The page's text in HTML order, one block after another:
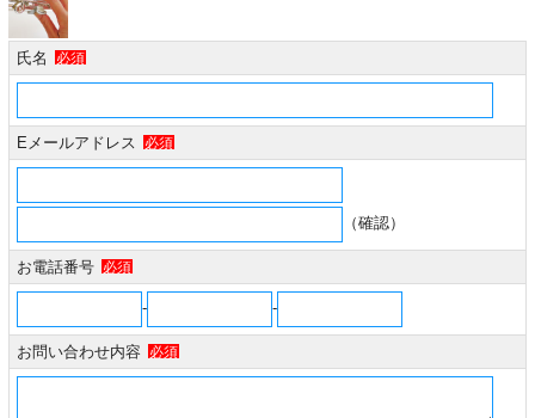
氏名 必須
Eメールアドレス 必須
（確認）
お電話番号 必須
- -
お問い合わせ内容 必須
リード＆リードケース
マウスピース＆ポーチ
ストラップ
ミュート